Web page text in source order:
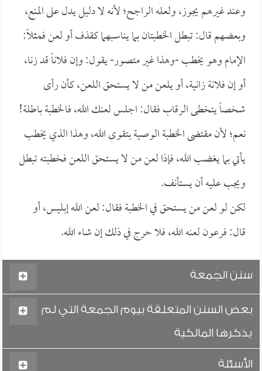
وعند غيرهم يجوز، ولعله الراجح؛ لأنه لا دليل يدل على المنع،
وبعضهم قال: تبطل الخطبتان بما يناسبهما كقذف أو لعن فمثلاً:
الإمام وهو يخطب -وهذا غير متصور- يقول: وإن فلاناً قد زنا،
أو إن فلانة زانية، أو يلعن من لا يستحق اللعن، كأن رأى
شخصاً يتخطى الرقاب فقال: اجلس لعنك الله، فالخطبة باطلة!
نعم؛ لأن مقتضى الخطبة الوصية بتقوى الله، وهذا الذي يخطب
يأتي بما يغضب الله، فإذا لعن من لا يستحق اللعن فخطبته تبطل
ويجب عليه أن يستأنف.
لكن لو لعن من يستحق في الخطبة فقال: لعن الله إبليس، أو
قال: فرعون لعنه الله، فلا حرج في ذلك إن شاء الله.
سنن الجمعة
بعض السنن المتعلقة بيوم الجمعة التي لم
يذكرها المالكية
الأسئلة